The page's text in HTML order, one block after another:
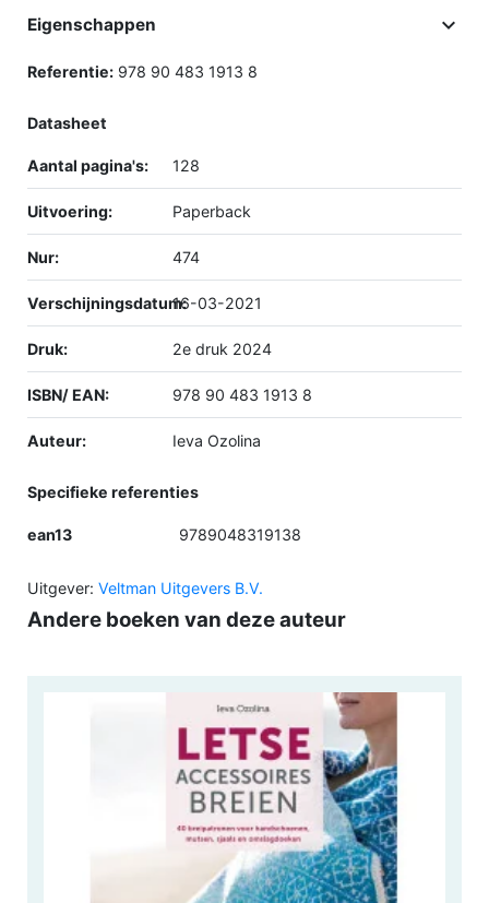
Eigenschappen 
Referentie: 978 90 483 1913 8
Datasheet
Aantal pagina's: 128
Uitvoering: Paperback
Nur: 474
Verschijningsdatum:16-03-2021
Druk: 2e druk 2024
ISBN/ EAN: 978 90 483 1913 8
Auteur: Ieva Ozolina
Specifieke referenties
ean13 9789048319138
Uitgever: Veltman Uitgevers B.V.
Andere boeken van deze auteur